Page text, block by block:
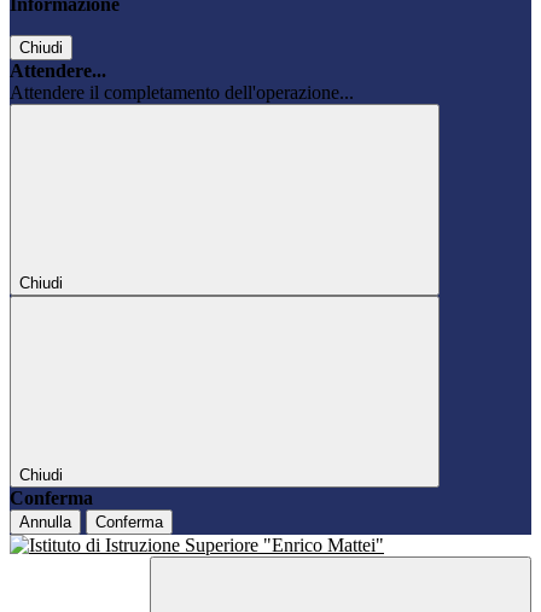
Informazione
Chiudi
Attendere...
Attendere il completamento dell'operazione...
Chiudi
Chiudi
Conferma
Annulla Conferma